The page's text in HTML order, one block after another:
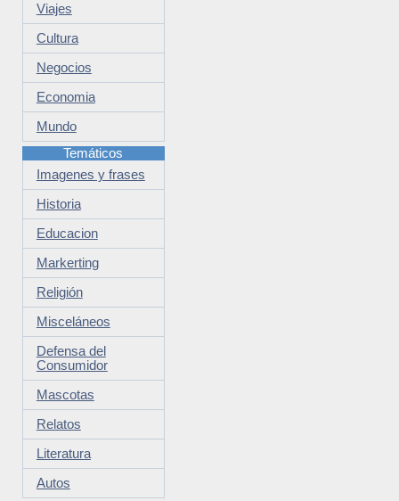
Viajes
Cultura
Negocios
Economia
Mundo
Temáticos
Imagenes y frases
Historia
Educacion
Markerting
Religión
Misceláneos
Defensa del
Consumidor
Mascotas
Relatos
Literatura
Autos